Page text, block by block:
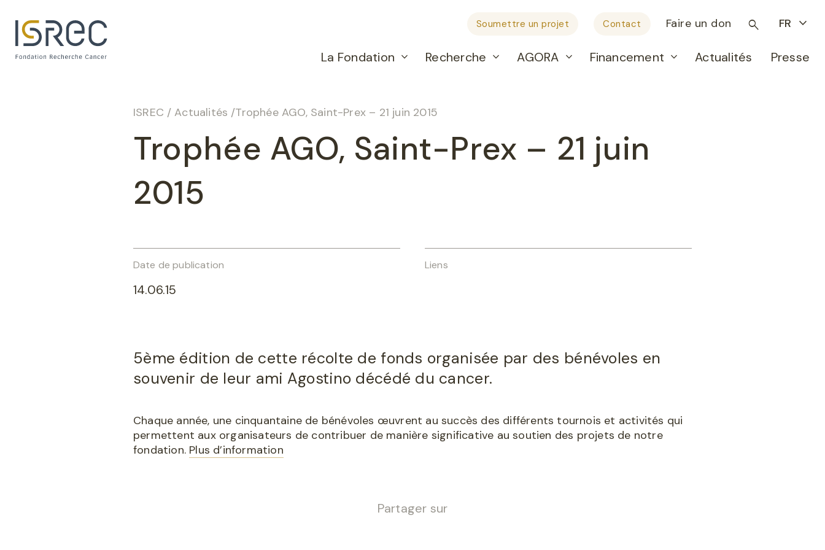
La Fondation Recherche AGORA Financement Actualités Presse
Soumettre un projet Contact Faire un don FR
ISREC / Actualités /Trophée AGO, Saint-Prex – 21 juin 2015
Trophée AGO, Saint-Prex – 21 juin
2015
Date de publication
14.06.15
Liens
5ème édition de cette récolte de fonds organisée par des bénévoles en
souvenir de leur ami Agostino décédé du cancer.
Chaque année, une cinquantaine de bénévoles œuvrent au succès des différents tournois et activités qui
permettent aux organisateurs de contribuer de manière significative au soutien des projets de notre
fondation. Plus d’information
Partager sur